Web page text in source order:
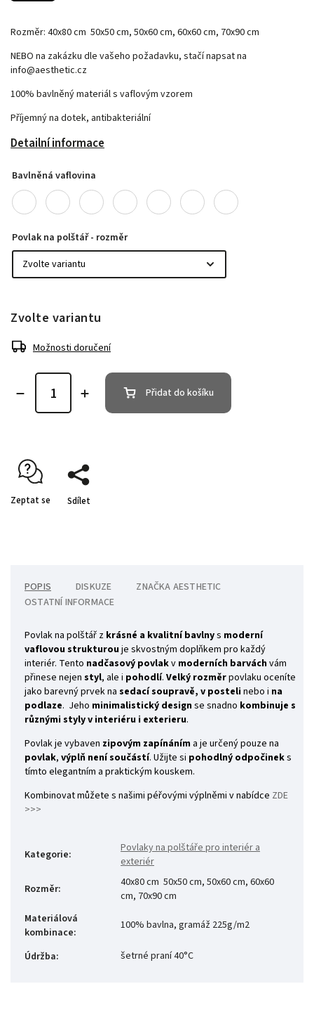
Rozměr: 40x80 cm 50x50 cm, 50x60 cm, 60x60 cm, 70x90 cm
NEBO na zakázku dle vašeho požadavku, stačí napsat na
info@aesthetic.cz
100% bavlněný materiál s vaflovým vzorem
Příjemný na dotek, antibakteriální
Detailní informace
Bavlněná vaflovina
Povlak na polštář - rozměr
Zvolte variantu
Možnosti doručení
Přidat do košíku
Zeptat se Sdílet
POPIS DISKUZE ZNAČKA AESTHETIC
OSTATNÍ INFORMACE
Povlak na polštář z krásné a kvalitní bavlnys moderní
vaflovou strukturouje skvostným doplňkem pro každý
interiér. Tento nadčasový povlakv moderních barváchvám
přinese nejen styl, ale i pohodlí. Velký rozměrpovlaku oceníte
jako barevný prvek na sedací soupravě, v postelinebo i na
podlaze. Jeho minimalistický designse snadno kombinuje s
různými styly v interiéru i exterieru.
Povlak je vybaven zipovým zapínáním a je určený pouze na
povlak, výplň není součástí. Užijte si pohodlný odpočineks
tímto elegantním a praktickým kouskem.
Kombinovat můžete s našimi péřovými výplněmi v nabídce ZDE
>>>
Kategorie:
Povlaky na polštáře pro interiér a
exteriér
Rozměr:
40x80 cm 50x50 cm, 50x60 cm, 60x60
cm, 70x90 cm
Materiálová
kombinace:
100% bavlna, gramáž 225g/m2
Údržba: šetrné praní 40°C